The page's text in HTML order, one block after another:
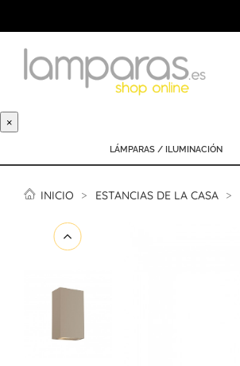
×
LÁMPARAS / ILUMINACIÓN
INICIO ESTANCIAS DE LA CASA